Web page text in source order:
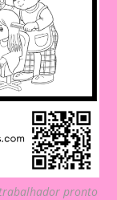
pronto